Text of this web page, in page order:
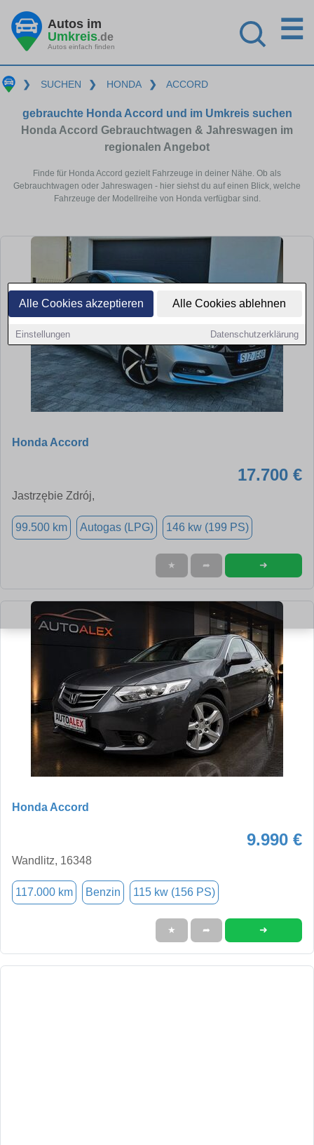
Alle Cookies akzeptieren Alle Cookies ablehnen
Einstellungen Datenschutzerklärung
Autos im
Umkreis.de
Autos einfach finden
☰
❯ SUCHEN ❯ HONDA ❯ ACCORD
gebrauchte Honda Accord und im Umkreis suchen
Honda Accord Gebrauchtwagen & Jahreswagen im
regionalen Angebot
Finde für Honda Accord gezielt Fahrzeuge in deiner Nähe. Ob als
Gebrauchtwagen oder Jahreswagen - hier siehst du auf einen Blick, welche
Fahrzeuge der Modellreihe von Honda verfügbar sind.
Honda Accord
17.700 €
Jastrzębie Zdrój,
99.500 km Autogas (LPG) 146 kw (199 PS)
★ ➦ ➜
Honda Accord
9.990 €
Wandlitz, 16348
117.000 km Benzin 115 kw (156 PS)
★ ➦ ➜